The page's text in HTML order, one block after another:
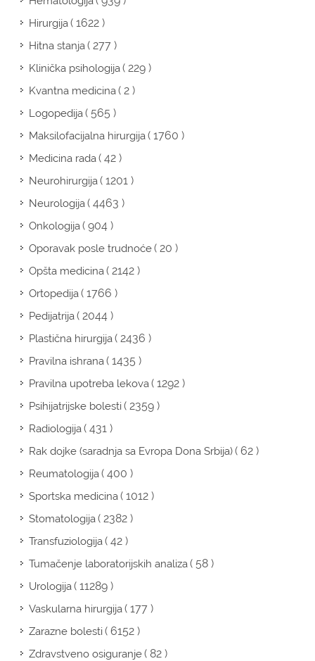
Hirurgija( 1622 )
Hitna stanja( 277 )
Klinička psihologija( 229 )
Kvantna medicina( 2 )
Logopedija( 565 )
Maksilofacijalna hirurgija( 1760 )
Medicina rada( 42 )
Neurohirurgija( 1201 )
Neurologija( 4463 )
Onkologija( 904 )
Oporavak posle trudnoće( 20 )
Opšta medicina( 2142 )
Ortopedija( 1766 )
Pedijatrija( 2044 )
Plastična hirurgija( 2436 )
Pravilna ishrana( 1435 )
Pravilna upotreba lekova( 1292 )
Psihijatrijske bolesti( 2359 )
Radiologija( 431 )
Rak dojke (saradnja sa Evropa Dona Srbija)( 62 )
Reumatologija( 400 )
Sportska medicina( 1012 )
Stomatologija( 2382 )
Transfuziologija( 42 )
Tumačenje laboratorijskih analiza( 58 )
Urologija( 11289 )
Vaskularna hirurgija( 177 )
Zarazne bolesti( 6152 )
Zdravstveno osiguranje( 82 )